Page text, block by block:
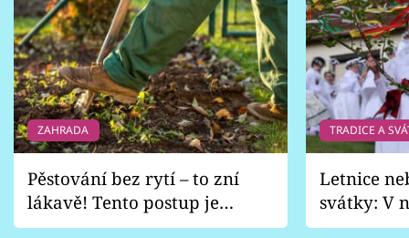
ZAHRADA
Pěstování bez rytí – to zní
lákavě! Tento postup je
vhodný jen pro některé
TRADICE A
Letnice
svátky: V
pondělí